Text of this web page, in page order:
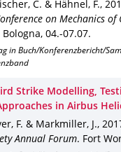
C. & Hähnel, F.,
on Mechanics of
Bologna, 04.-07.07.
in Buch/Konferenzbericht/
Strike Modelling,
in Airbus
F. & Markmiller, J.,
Annual Forum. Fort